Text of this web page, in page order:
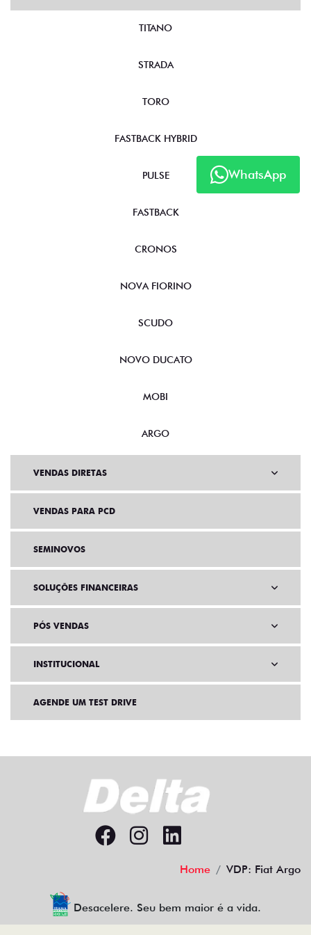
WhatsApp
TITANO
STRADA
TORO
FASTBACK HYBRID
PULSE
FASTBACK
CRONOS
NOVA FIORINO
SCUDO
NOVO DUCATO
MOBI
ARGO
VENDAS DIRETAS
VENDAS PARA PCD
SEMINOVOS
SOLUÇÕES FINANCEIRAS
PÓS VENDAS
INSTITUCIONAL
AGENDE UM TEST DRIVE
Home VDP: Fiat Argo
Desacelere. Seu bem maior é a vida.